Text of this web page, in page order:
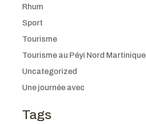
Rhum
Sport
Tourisme
Tourisme au Péyi Nord Martinique
Uncategorized
Une journée avec
Tags